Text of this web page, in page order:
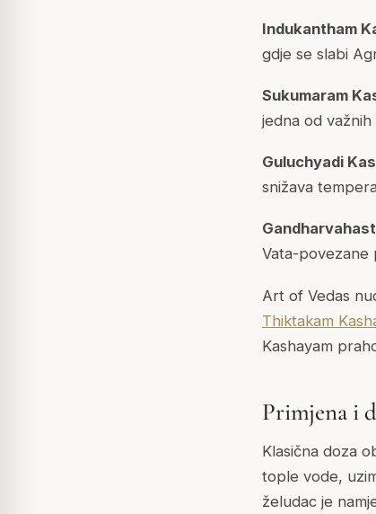
Indukantham
gdje se slabi
Sukumaram
jedna od
Guluchyadi
snižava
Vata-povezane
Art of Vedas
Thiktakam
Kashayam
Primjena i
Klasična doza
tople vode,
želudac je